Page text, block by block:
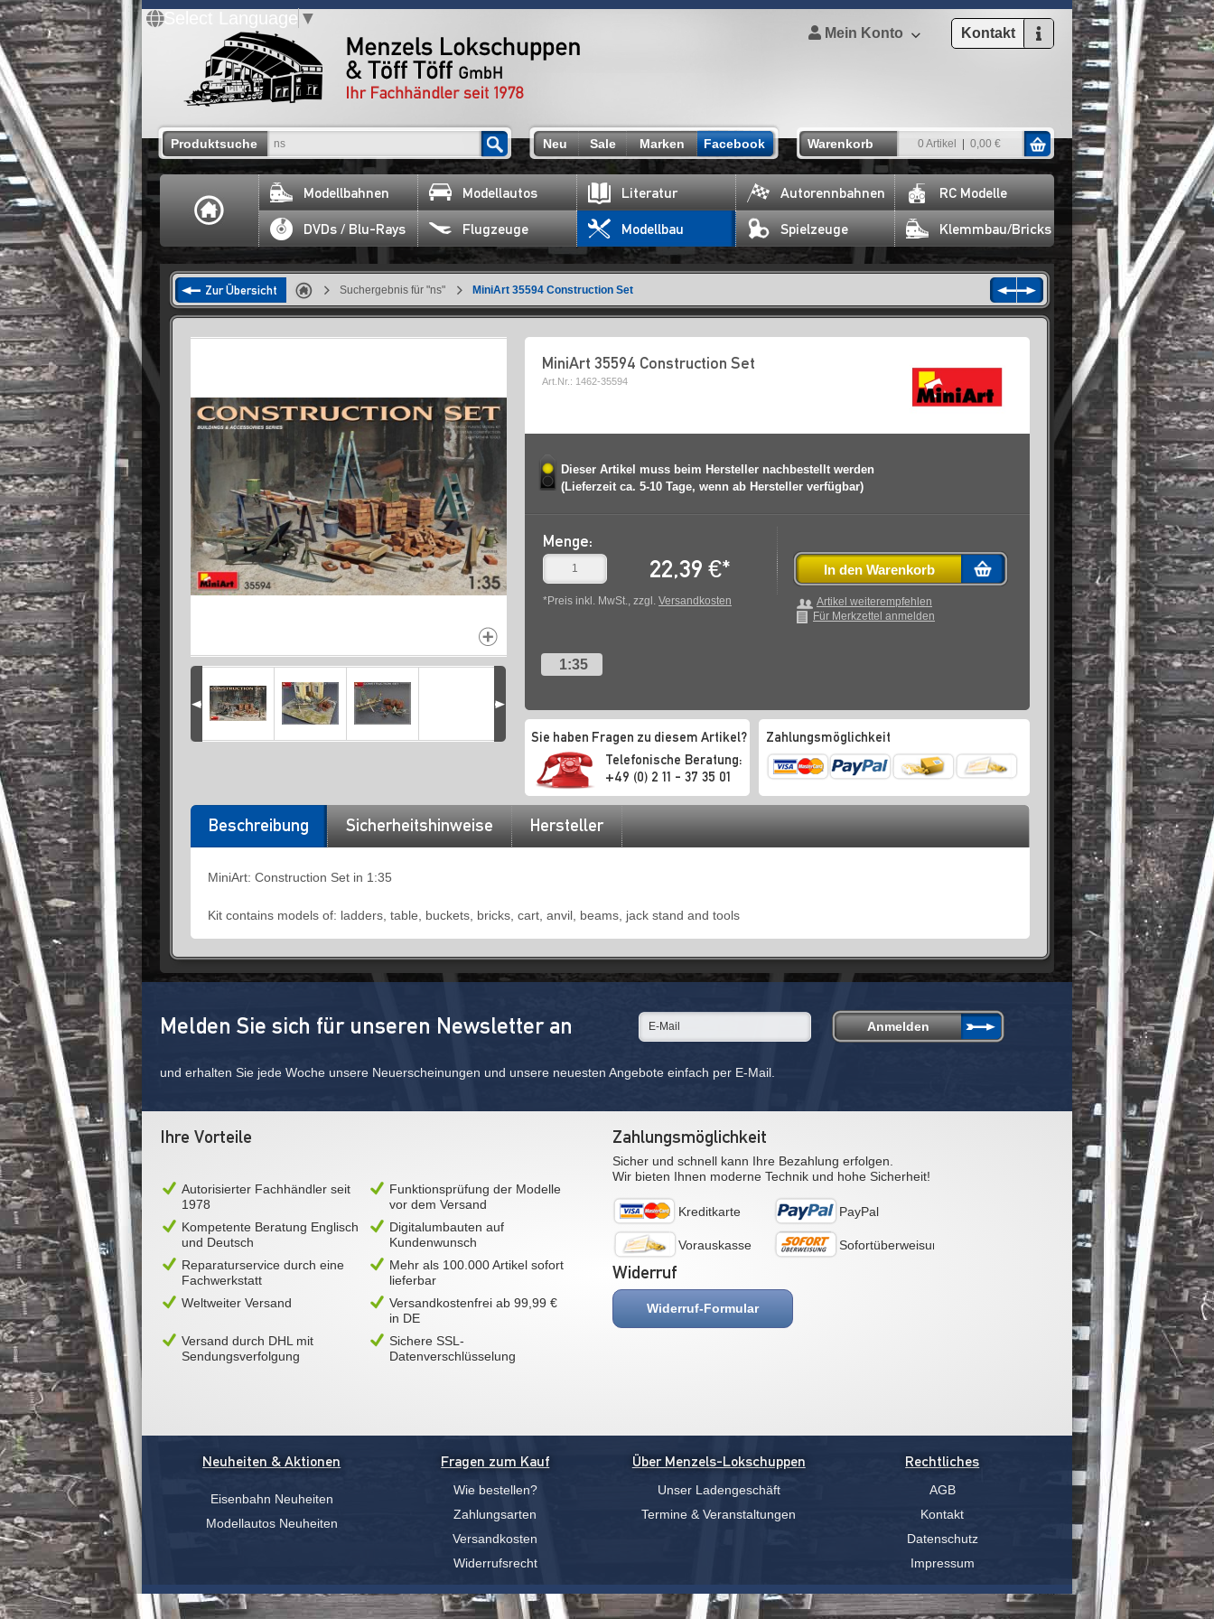
Select Language ▼
Mein Konto Kontakt
Produktsuche Neu Sale Marken Facebook Warenkorb 0 Artikel 0,00 €
Modellbahnen Modellautos Literatur Autorennbahnen RC Modelle
DVDs / Blu-Rays Flugzeuge Modellbau Spielzeuge Klemmbau/Bricks
Zur Übersicht Suchergebnis für "ns" MiniArt 35594 Construction Set
MiniArt 35594 Construction Set
Art.Nr.: 1462-35594
Dieser Artikel muss beim Hersteller nachbestellt werden
(Lieferzeit ca. 5-10 Tage, wenn ab Hersteller verfügbar)
Menge:
22,39 €*
*Preis inkl. MwSt., zzgl. Versandkosten
In den Warenkorb
Artikel weiterempfehlen
Für Merkzettel anmelden
1:35
Sie haben Fragen zu diesem Artikel?
Telefonische Beratung:
+49 (0) 2 11 - 37 35 01
Zahlungsmöglichkeit
Beschreibung Sicherheitshinweise Hersteller
MiniArt: Construction Set in 1:35
Kit contains models of: ladders, table, buckets, bricks, cart, anvil, beams, jack stand and tools
Melden Sie sich für unseren Newsletter an
und erhalten Sie jede Woche unsere Neuerscheinungen und unsere neuesten Angebote einfach per E-Mail.
Ihre Vorteile
Autorisierter Fachhändler seit
1978
Funktionsprüfung der Modelle
vor dem Versand
Kompetente Beratung Englisch
und Deutsch
Digitalumbauten auf
Kundenwunsch
Reparaturservice durch eine
Fachwerkstatt
Mehr als 100.000 Artikel sofort
lieferbar
Weltweiter Versand
Versandkostenfrei ab 99,99 €
in DE
Versand durch DHL mit
Sendungsverfolgung
Sichere SSL-
Datenverschlüsselung
Zahlungsmöglichkeit
Sicher und schnell kann Ihre Bezahlung erfolgen.
Wir bieten Ihnen moderne Technik und hohe Sicherheit!
Kreditkarte PayPal
Vorauskasse Sofortüberweisung
Widerruf
Widerruf-Formular
Neuheiten & Aktionen
Eisenbahn Neuheiten
Modellautos Neuheiten
Fragen zum Kauf
Wie bestellen?
Zahlungsarten
Versandkosten
Widerrufsrecht
Über Menzels-Lokschuppen
Unser Ladengeschäft
Termine & Veranstaltungen
Rechtliches
AGB
Kontakt
Datenschutz
Impressum